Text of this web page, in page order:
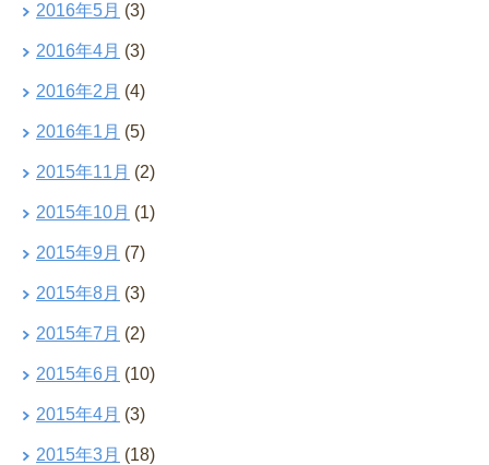
2016年5月 (3)
2016年4月 (3)
2016年2月 (4)
2016年1月 (5)
2015年11月 (2)
2015年10月 (1)
2015年9月 (7)
2015年8月 (3)
2015年7月 (2)
2015年6月 (10)
2015年4月 (3)
2015年3月 (18)